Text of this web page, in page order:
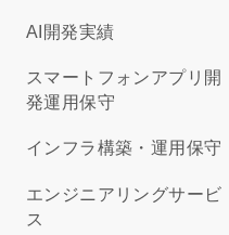
AI開発実績
スマートフォンアプリ開
発運用保守
インフラ構築・運用保守
エンジニアリングサービ
ス